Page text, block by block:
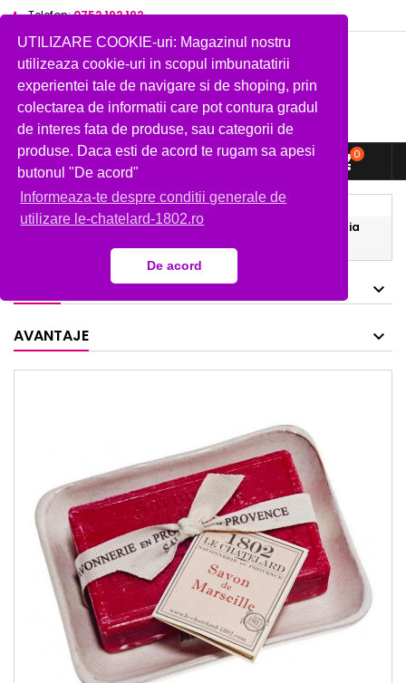
UTILIZARE COOKIE-uri: Magazinul nostru
utilizeaza cookie-uri in scopul imbunatatirii
experientei tale de navigare si de shoping, prin
colectarea de informatii care pot contura gradul
de interes fata de produse, sau categorii de
produse. Daca esti de acord te rugam sa apesi
butonul "De acord"
Informeaza-te despre conditii generale de
utilizare le-chatelard-1802.ro
De acord
Telefon:0752 192 192
   shopping_cart0
Acasa
Cadouri
Set cadou savoniera forma clasica si sapun de Marsilia
AVANTAJE